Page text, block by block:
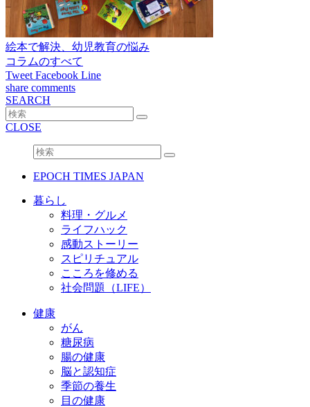
絵本で解決、幼児教育の悩み
コラムのすべて
Tweet Facebook Line
share comments
SEARCH
CLOSE
EPOCH TIMES JAPAN
暮らし
料理・グルメ
ライフハック
感動ストーリー
スピリチュアル
こころを修める
社会問題（LIFE）
健康
がん
糖尿病
腸の健康
脳と認知症
季節の養生
目の健康